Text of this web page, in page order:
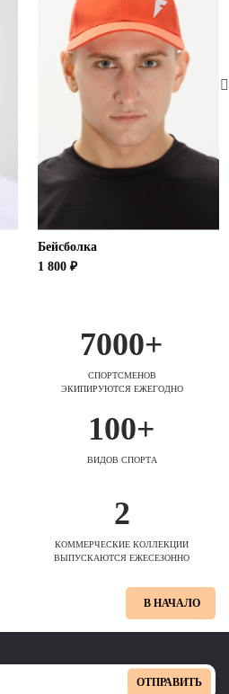
Бейсболка
1 800 ₽
7000+
СПОРТСМЕНОВ
ЭКИПИРУЮТСЯ ЕЖЕГОДНО
100+
ВИДОВ СПОРТА
2
КОММЕРЧЕСКИЕ КОЛЛЕКЦИИ
ВЫПУСКАЮТСЯ ЕЖЕСЕЗОННО
В НАЧАЛО
ОТПРАВИТЬ